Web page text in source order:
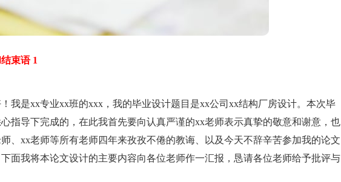
束语 1
是xx专业xx班的xxx，我的毕业设计题目是xx公司xx结构厂房设计。本次毕
指导下完成的，在此我首先要向认真严谨的xx老师表示真挚的敬意和谢意，也
、xx老师等所有老师四年来孜孜不倦的教诲、以及今天不辞辛苦参加我的论文
面我将本论文设计的主要内容向各位老师作一汇报，恳请各位老师给予批评与